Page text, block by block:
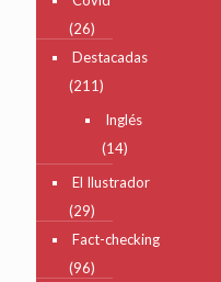
(26)
Destacadas
(211)
Inglés
(14)
El Ilustrador
(29)
Fact-checking
(96)